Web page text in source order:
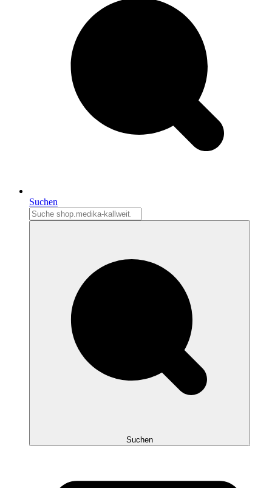
Suchen
Suchen